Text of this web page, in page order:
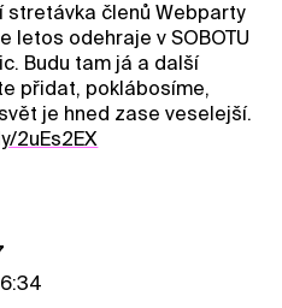
stretávka členů Webparty
letos odehraje v SOBOTU
Budu tam já a další
přidat, poklábosíme,
je hned zase veselejší.
2uEs2EX